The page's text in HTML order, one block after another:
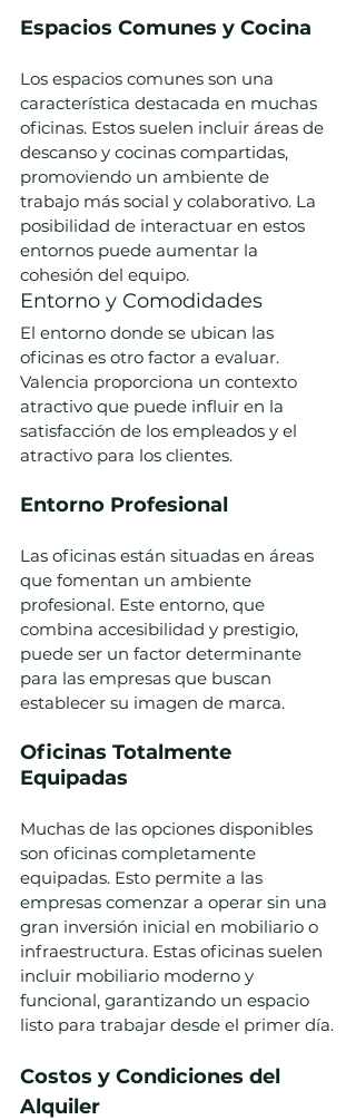
Espacios Comunes y Cocina
Los espacios comunes son una
característica destacada en muchas
oficinas. Estos suelen incluir áreas de
descanso y cocinas compartidas,
promoviendo un ambiente de
trabajo más social y colaborativo. La
posibilidad de interactuar en estos
entornos puede aumentar la
cohesión del equipo.
Entorno y Comodidades
El entorno donde se ubican las
oficinas es otro factor a evaluar.
Valencia proporciona un contexto
atractivo que puede influir en la
satisfacción de los empleados y el
atractivo para los clientes.
Entorno Profesional
Las oficinas están situadas en áreas
que fomentan un ambiente
profesional. Este entorno, que
combina accesibilidad y prestigio,
puede ser un factor determinante
para las empresas que buscan
establecer su imagen de marca.
Oficinas Totalmente
Equipadas
Muchas de las opciones disponibles
son oficinas completamente
equipadas. Esto permite a las
empresas comenzar a operar sin una
gran inversión inicial en mobiliario o
infraestructura. Estas oficinas suelen
incluir mobiliario moderno y
funcional, garantizando un espacio
listo para trabajar desde el primer día.
Costos y Condiciones del
Alquiler